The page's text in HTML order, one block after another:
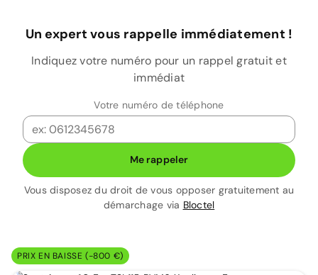
Un expert vous rappelle immédiatement !
Indiquez votre numéro pour un rappel gratuit et
immédiat
Votre numéro de téléphone
Me rappeler
Vous disposez du droit de vous opposer gratuitement au
démarchage via Bloctel
PRIX EN BAISSE (-800 €)